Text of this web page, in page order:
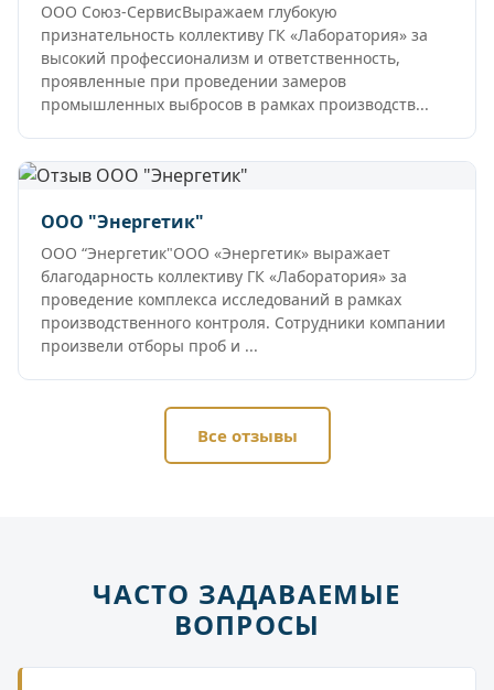
ООО Союз-СервисВыражаем глубокую
признательность коллективу ГК «Лаборатория» за
высокий профессионализм и ответственность,
проявленные при проведении замеров
промышленных выбросов в рамках производств...
ООО "Энергетик"
ООО “Энергетик"ООО «Энергетик» выражает
благодарность коллективу ГК «Лаборатория» за
проведение комплекса исследований в рамках
производственного контроля. Сотрудники компании
произвели отборы проб и ...
Все отзывы
ЧАСТО ЗАДАВАЕМЫЕ
ВОПРОСЫ